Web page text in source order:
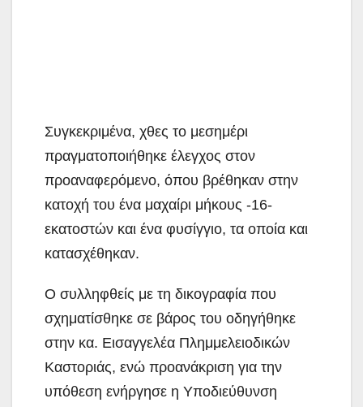
Συγκεκριμένα, χθες το μεσημέρι
πραγματοποιήθηκε έλεγχος στον
προαναφερόμενο, όπου βρέθηκαν στην
κατοχή του ένα μαχαίρι μήκους -16-
εκατοστών και ένα φυσίγγιο, τα οποία και
κατασχέθηκαν.
Ο συλληφθείς με τη δικογραφία που
σχηματίσθηκε σε βάρος του οδηγήθηκε
στην κα. Εισαγγελέα Πλημμελειοδικών
Καστοριάς, ενώ προανάκριση για την
υπόθεση ενήργησε η Υποδιεύθυνση